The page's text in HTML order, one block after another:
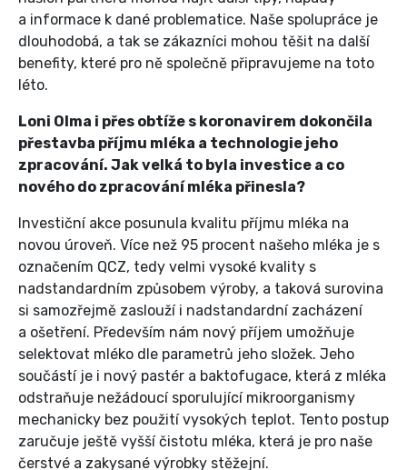
a informace k dané problematice. Naše spolupráce je
dlouhodobá, a tak se zákazníci mohou těšit na další
benefity, které pro ně společně připravujeme na toto
léto.
Loni Olma i přes obtíže s koronavirem dokončila
přestavba příjmu mléka a technologie jeho
zpracování. Jak velká to byla investice a co
nového do zpracování mléka přinesla?
Investiční akce posunula kvalitu příjmu mléka na
novou úroveň. Více než 95 procent našeho mléka je s
označením QCZ, tedy velmi vysoké kvality s
nadstandardním způsobem výroby, a taková surovina
si samozřejmě zaslouží i nadstandardní zacházení
a ošetření. Především nám nový příjem umožňuje
selektovat mléko dle parametrů jeho složek. Jeho
součástí je i nový pastér a baktofugace, která z mléka
odstraňuje nežádoucí sporulující mikroorganismy
mechanicky bez použití vysokých teplot. Tento postup
zaručuje ještě vyšší čistotu mléka, která je pro naše
čerstvé a zakysané výrobky stěžejní.